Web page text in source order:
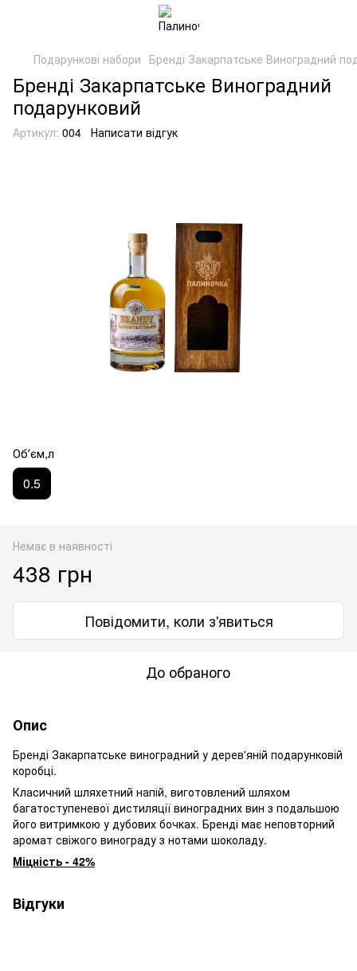
Подарункові набори Бренді Закарпатське Виноградний
Бренді Закарпатське Виноградний
подарунковий
Артикул: 004 Написати відгук
Обʼєм,л
0.5
Немає в наявності
438 грн
Повідомити, коли з'явиться
До обраного
Опис
Бренді Закарпатське виноградний у дерев'яній подарунковій
коробці.
Класичний шляхетний напій, виготовлений шляхом
багатоступеневої дистиляції виноградних вин з подальшою
його витримкою у дубових бочках. Бренді має неповторний
аромат свіжого винограду з нотами шоколаду.
Міцність - 42%
Відгуки